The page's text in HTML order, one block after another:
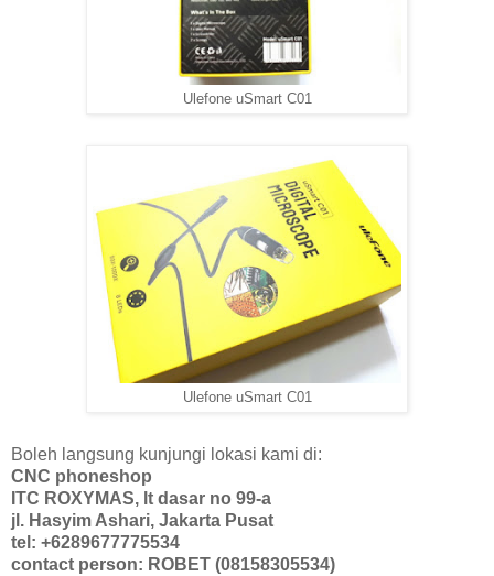
Ulefone uSmart C01
Ulefone uSmart C01
Boleh langsung kunjungi lokasi kami di:
CNC phoneshop
ITC ROXYMAS, lt dasar no 99-a
jl. Hasyim Ashari, Jakarta Pusat
tel: +6289677775534
contact person: ROBET (08158305534)